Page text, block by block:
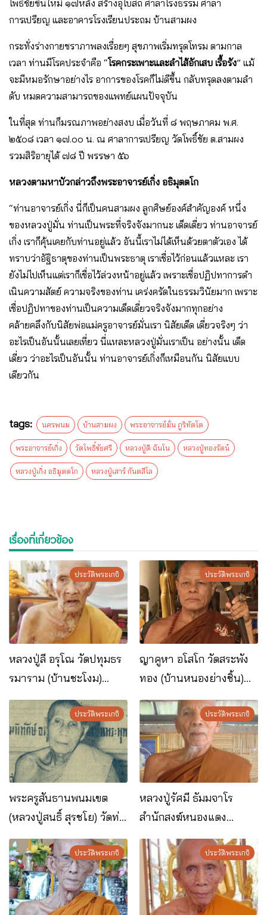
โพธิ์ชัยขึ้นใหม่ ๑๗หลัง สร้างอุโบสถ ศาลาโรงธรรม ศาลา
การเปรียญ และอาคารโรงเรียนประถม บ้านสามผง
กระทั่งร่างกายชราภาพลงเรื่อยๆ สุขภาพเริ่มทรุดโทรม ตามกาล
เวลา ท่านมีโรคประจําคือ “โรคกระเพาะและลําไส้อักเสบ เรื้อรัง” แม้
จะมีหมอรักษาอย่างไร อาการของโรคก็ไม่ดีขึ้น กลับทรุดลงตามลํา
ดับ หมดความสามารถของแพทย์แผนปัจจุบัน
ในที่สุด ท่านก็มรณภาพอย่างสงบ เมื่อวันที่ ๘ พฤษภาคม พ.ศ.
๒๕๐๘ เวลา ๑๗.๐๐ น. ณ ศาลาการเปรียญ วัดโพธิ์ชัย ต.สามผง
รวมสิริอายุได้ ๗๘ ปี พรรษา ๕๖
หลวงตามหาบัวกล่าวถึงพระอาจารย์เกิ่ง อธิมุตตโก
“ท่านอาจารย์เกิ่ง นี่ก็เป็นคนสามผง ลูกศิษย์องค์สําคัญองค์ หนึ่ง
ของหลวงปู่มั่น ท่านเป็นพระที่จริงจังมากนะ เด็ดเดี่ยว ท่านอาจารย์
เกิ่ง เราก็คุ้นเคยกับท่านอยู่แล้ว อันนี้เราไม่ได้เห็นด้วยตาตัวเอง ได้
ทราบว่าอัฐิธาตุของท่านเป็นพระธาตุ เราเชื่อไว้ก่อนแล้วแหละ เรา
ยังไม่ไปเห็นแต่เราก็เชื่อไว้ล่วงหน้าอยู่แล้ว เพราะเชื่อปฏิปทาการดํา
เนินความสัตย์ ความจริงของท่าน เคร่งครัดในธรรมวินัยมาก เพราะ
เชื่อปฏิปทาของท่านเป็นความเด็ดเดี่ยวจริงจังมากทุกอย่าง
คล้ายคลึงกับนิสัยพ่อแม่ครูอาจารย์มั่นเรา นิสัยเด็ด เดี่ยวจริงๆ ว่า
อะไรเป็นอันนั้นเลยเที่ยว นี่แหละหลวงปู่มั่นเราเป็น อย่างนั้น เด็ด
เดี่ยว ว่าอะไรเป็นอันนั้น ท่านอาจารย์เกิ่งก็เหมือนกัน นิสัยแบบ
เดียวกัน
tags: นครพนม บ้านสามผง พระอาจารย์มั่น ภูริทัตโต
พระอาจารย์เกิ่ง วัดโพธิ์ชัยศรี หลวงปู่ดี ฉันโน หลวงปู่ทองรัตน์
หลวงปู่เกิ่ง อธิมุตตโก หลวงปู่เสาร์ กันตสีโล
เรื่องที่เกี่ยวข้อง
ประวัติพระเกจิ
หลวงปู่ลี อรุโณ วัดปทุมธร
รมาราม (บ้านชะโงม)
อ.เมือง จ.นครพนม
ประวัติพระเกจิ
ญาคูหา อโสโก วัดสระพัง
ทอง (บ้านหนองย่างชิ้น)
อ.เรณูนคร จ.นครพนม
ประวัติพระเกจิ
พระครูสันธานพนมเขต
(หลวงปู่สนธิ์ สุรชโย) วัดท่า
ดอกแก้วเหนือ อ.ท่าอุเทน
จ.นครพนม
ประวัติพระเกจิ
หลวงปู่รัศมี ธัมมจาโร
สำนักสงฆ์หนองแดง
อ.ปลาปาก จ.นครพนม
ประวัติพระเกจิ ประวัติพระเกจิ